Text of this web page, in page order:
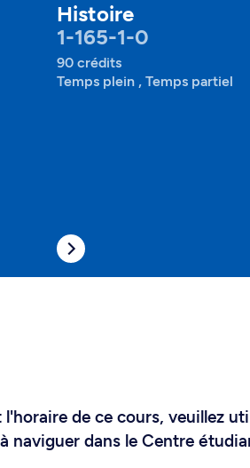
Histoire
1-165-1-0
90 crédits
Temps plein , Temps partiel
de ce cours, veuillez
naviguer dans le Centre